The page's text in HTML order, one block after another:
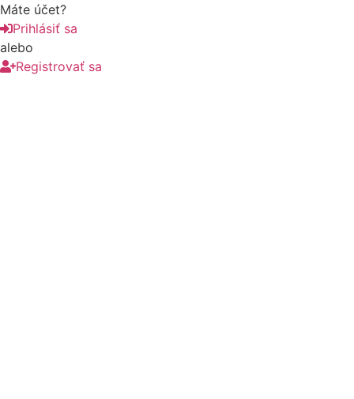
Máte účet?
Prihlásiť sa
alebo
Registrovať sa